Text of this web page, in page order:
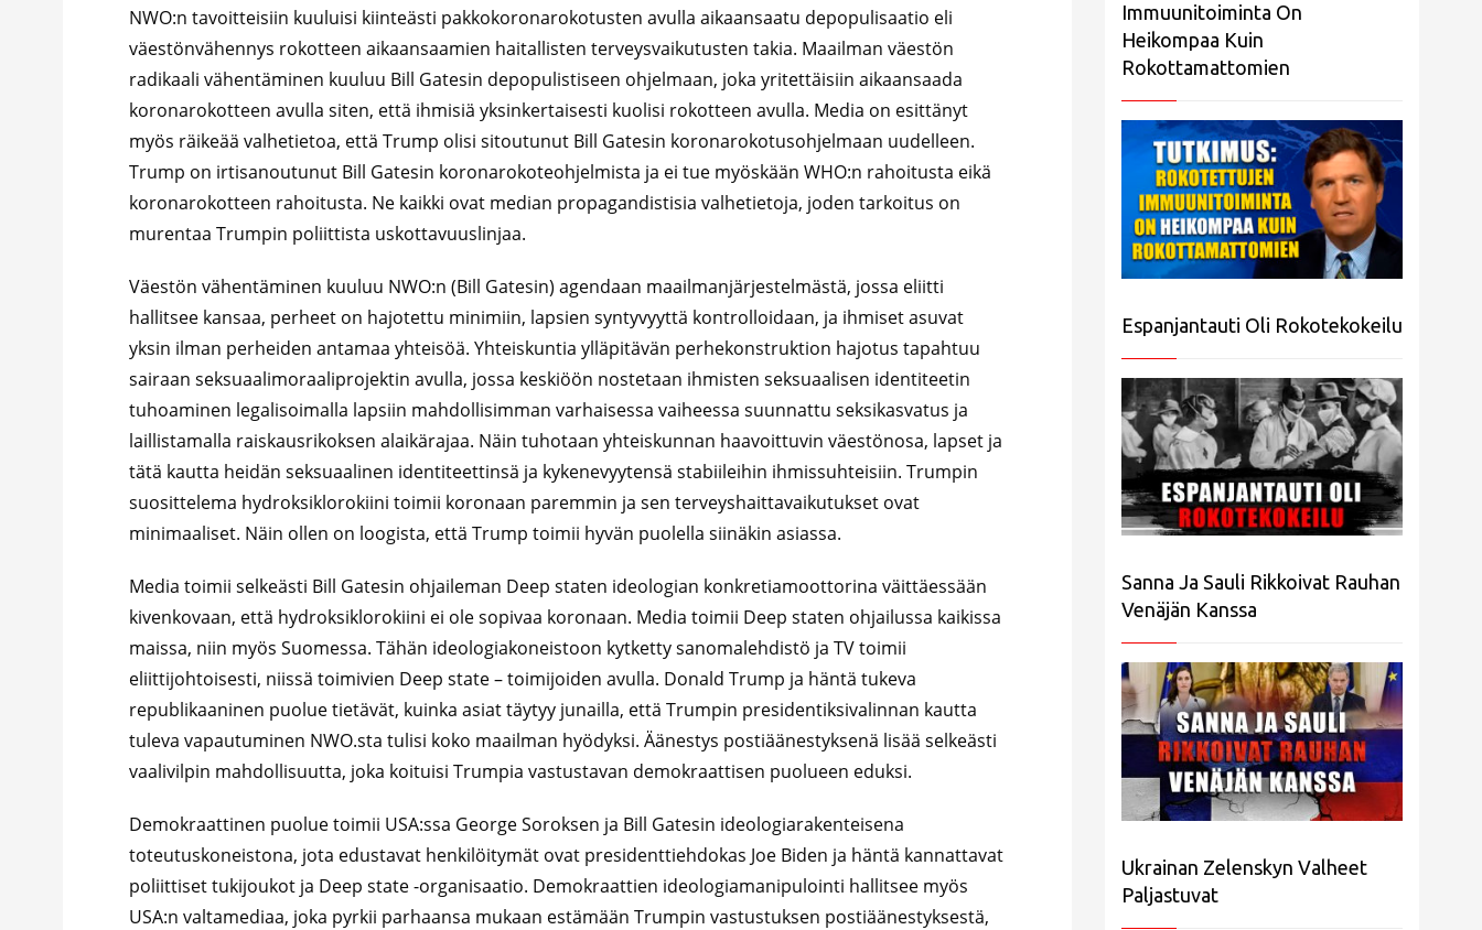
NWO:n tavoitteisiin kuuluisi kiinteästi pakkokoronarokotusten avulla aikaansaatu depopulisaatio eli
väestönvähennys rokotteen aikaansaamien haitallisten terveysvaikutusten takia. Maailman väestön
radikaali vähentäminen kuuluu Bill Gatesin depopulistiseen ohjelmaan, joka yritettäisiin aikaansaada
koronarokotteen avulla siten, että ihmisiä yksinkertaisesti kuolisi rokotteen avulla. Media on esittänyt
myös räikeää valhetietoa, että Trump olisi sitoutunut Bill Gatesin koronarokotusohjelmaan uudelleen.
Trump on irtisanoutunut Bill Gatesin koronarokoteohjelmista ja ei tue myöskään WHO:n rahoitusta eikä
koronarokotteen rahoitusta. Ne kaikki ovat median propagandistisia valhetietoja, joden tarkoitus on
murentaa Trumpin poliittista uskottavuuslinjaa.
Väestön vähentäminen kuuluu NWO:n (Bill Gatesin) agendaan maailmanjärjestelmästä, jossa eliitti
hallitsee kansaa, perheet on hajotettu minimiin, lapsien syntyvyyttä kontrolloidaan, ja ihmiset asuvat
yksin ilman perheiden antamaa yhteisöä. Yhteiskuntia ylläpitävän perhekonstruktion hajotus tapahtuu
sairaan seksuaalimoraaliprojektin avulla, jossa keskiöön nostetaan ihmisten seksuaalisen identiteetin
tuhoaminen legalisoimalla lapsiin mahdollisimman varhaisessa vaiheessa suunnattu seksikasvatus ja
laillistamalla raiskausrikoksen alaikärajaa. Näin tuhotaan yhteiskunnan haavoittuvin väestönosa, lapset ja
tätä kautta heidän seksuaalinen identiteettinsä ja kykenevyytensä stabiileihin ihmissuhteisiin. Trumpin
suosittelema hydroksiklorokiini toimii koronaan paremmin ja sen terveyshaittavaikutukset ovat
minimaaliset. Näin ollen on loogista, että Trump toimii hyvän puolella siinäkin asiassa.
Media toimii selkeästi Bill Gatesin ohjaileman Deep staten ideologian konkretiamoottorina väittäessään
kivenkovaan, että hydroksiklorokiini ei ole sopivaa koronaan. Media toimii Deep staten ohjailussa kaikissa
maissa, niin myös Suomessa. Tähän ideologiakoneistoon kytketty sanomalehdistö ja TV toimii
eliittijohtoisesti, niissä toimivien Deep state – toimijoiden avulla. Donald Trump ja häntä tukeva
republikaaninen puolue tietävät, kuinka asiat täytyy junailla, että Trumpin presidentiksivalinnan kautta
tuleva vapautuminen NWO.sta tulisi koko maailman hyödyksi. Äänestys postiäänestyksenä lisää selkeästi
vaalivilpin mahdollisuutta, joka koituisi Trumpia vastustavan demokraattisen puolueen eduksi.
Demokraattinen puolue toimii USA:ssa George Soroksen ja Bill Gatesin ideologiarakenteisena
toteutuskoneistona, jota edustavat henkilöitymät ovat presidenttiehdokas Joe Biden ja häntä kannattavat
poliittiset tukijoukot ja Deep state -organisaatio. Demokraattien ideologiamanipulointi hallitsee myös
USA:n valtamediaa, joka pyrkii parhaansa mukaan estämään Trumpin vastustuksen postiäänestyksestä,
Immuunitoiminta On
Heikompaa Kuin
Rokottamattomien
Espanjantauti Oli Rokotekokeilu
Sanna Ja Sauli Rikkoivat Rauhan
Venäjän Kanssa
Ukrainan Zelenskyn Valheet
Paljastuvat